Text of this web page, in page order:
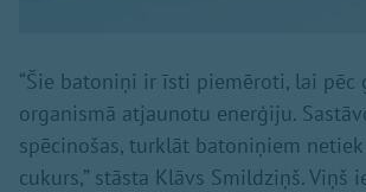
“Šie batoniņi ir īsti piemēroti, lai pēc
organismā atjaunotu enerģiju.
spēcinošas, turklāt batoniņiem
cukurs,” stāsta Klāvs Smildziņš. Viņš